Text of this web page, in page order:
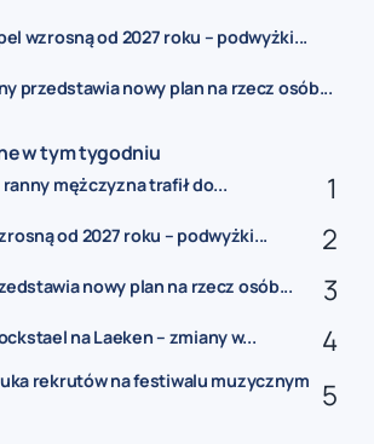
wzrosną od 2027 roku – podwyżki...
przedstawia nowy plan na rzecz osób...
w tym tygodniu
ranny mężczyzna trafił do...
od 2027 roku – podwyżki...
nowy plan na rzecz osób...
na Laeken – zmiany w...
rekrutów na festiwalu muzycznym